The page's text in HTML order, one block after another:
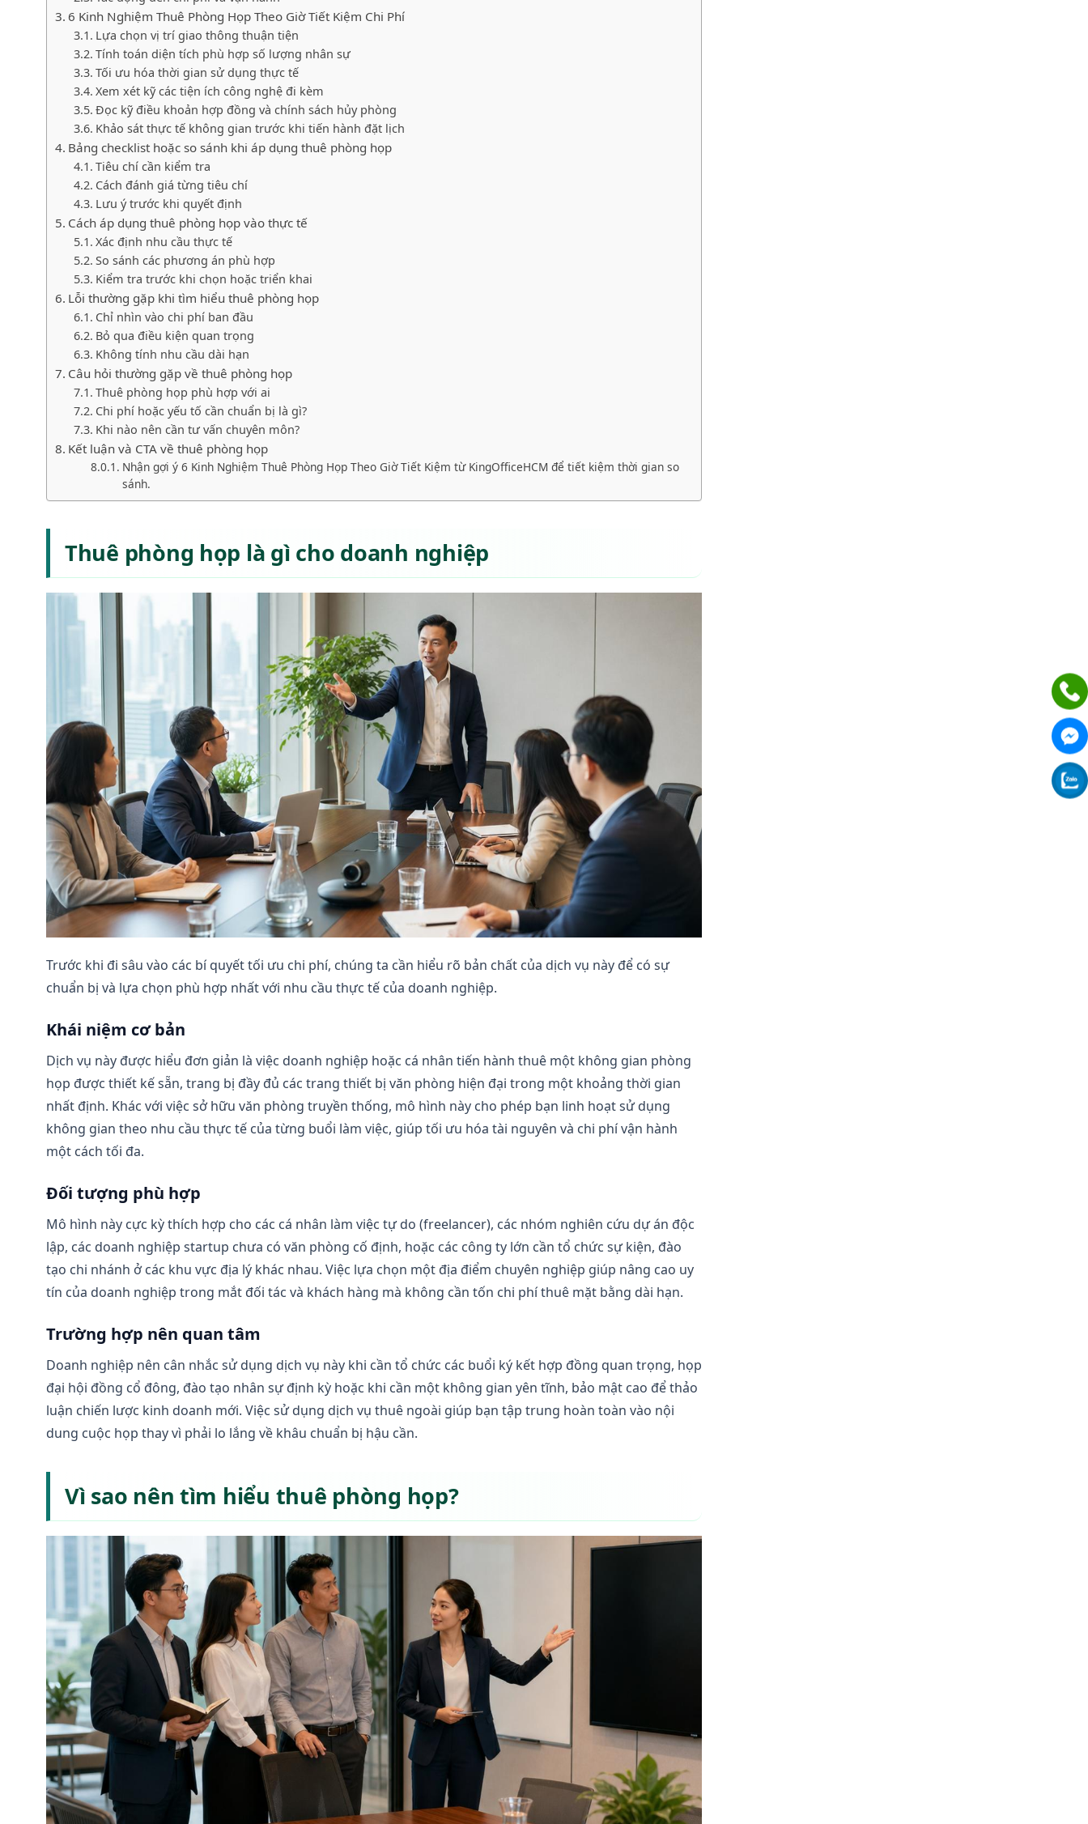
6 Kinh Nghiệm Thuê Phòng Họp Theo Giờ Tiết Kiệm Chi Phí
Lựa chọn vị trí giao thông thuận tiện
Tính toán diện tích phù hợp số lượng nhân sự
Tối ưu hóa thời gian sử dụng thực tế
Xem xét kỹ các tiện ích công nghệ đi kèm
Đọc kỹ điều khoản hợp đồng và chính sách hủy phòng
Khảo sát thực tế không gian trước khi tiến hành đặt lịch
Bảng checklist hoặc so sánh khi áp dụng thuê phòng họp
Tiêu chí cần kiểm tra
Cách đánh giá từng tiêu chí
Lưu ý trước khi quyết định
Cách áp dụng thuê phòng họp vào thực tế
Xác định nhu cầu thực tế
So sánh các phương án phù hợp
Kiểm tra trước khi chọn hoặc triển khai
Lỗi thường gặp khi tìm hiểu thuê phòng họp
Chỉ nhìn vào chi phí ban đầu
Bỏ qua điều kiện quan trọng
Không tính nhu cầu dài hạn
Câu hỏi thường gặp về thuê phòng họp
Thuê phòng họp phù hợp với ai
Chi phí hoặc yếu tố cần chuẩn bị là gì?
Khi nào nên cần tư vấn chuyên môn?
Kết luận và CTA về thuê phòng họp
Nhận gợi ý 6 Kinh Nghiệm Thuê Phòng Họp Theo Giờ Tiết Kiệm từ KingOfficeHCM để tiết kiệm thời gian so
sánh.
Thuê phòng họp là gì cho doanh nghiệp
Trước khi đi sâu vào các bí quyết tối ưu chi phí, chúng ta cần hiểu rõ bản chất của dịch vụ này để có sự
chuẩn bị và lựa chọn phù hợp nhất với nhu cầu thực tế của doanh nghiệp.
Khái niệm cơ bản
Dịch vụ này được hiểu đơn giản là việc doanh nghiệp hoặc cá nhân tiến hành thuê một không gian phòng
họp được thiết kế sẵn, trang bị đầy đủ các trang thiết bị văn phòng hiện đại trong một khoảng thời gian
nhất định. Khác với việc sở hữu văn phòng truyền thống, mô hình này cho phép bạn linh hoạt sử dụng
không gian theo nhu cầu thực tế của từng buổi làm việc, giúp tối ưu hóa tài nguyên và chi phí vận hành
một cách tối đa.
Đối tượng phù hợp
Mô hình này cực kỳ thích hợp cho các cá nhân làm việc tự do (freelancer), các nhóm nghiên cứu dự án độc
lập, các doanh nghiệp startup chưa có văn phòng cố định, hoặc các công ty lớn cần tổ chức sự kiện, đào
tạo chi nhánh ở các khu vực địa lý khác nhau. Việc lựa chọn một địa điểm chuyên nghiệp giúp nâng cao uy
tín của doanh nghiệp trong mắt đối tác và khách hàng mà không cần tốn chi phí thuê mặt bằng dài hạn.
Trường hợp nên quan tâm
Doanh nghiệp nên cân nhắc sử dụng dịch vụ này khi cần tổ chức các buổi ký kết hợp đồng quan trọng, họp
đại hội đồng cổ đông, đào tạo nhân sự định kỳ hoặc khi cần một không gian yên tĩnh, bảo mật cao để thảo
luận chiến lược kinh doanh mới. Việc sử dụng dịch vụ thuê ngoài giúp bạn tập trung hoàn toàn vào nội
dung cuộc họp thay vì phải lo lắng về khâu chuẩn bị hậu cần.
Vì sao nên tìm hiểu thuê phòng họp?